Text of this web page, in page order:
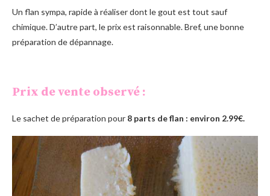
Un flan sympa, rapide à réaliser dont le gout est tout sauf
chimique. D’autre part, le prix est raisonnable. Bref, une bonne
préparation de dépannage.
Prix de vente observé :
Le sachet de préparation pour 8 parts de flan : environ 2.99€.